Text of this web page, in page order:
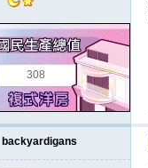
308
backyardigans